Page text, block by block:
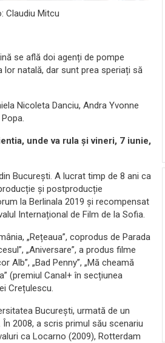
Claudiu Mitcu
se află doi agenți de pompe
natală, dar sunt prea speriați să
Nicoleta Danciu, Andra Yvonne
unde va rula și vineri, 7 iunie,
București. A lucrat timp de 8 ani ca
și postproducție
la Berlinala 2019 și recompensat
Internațional de Film de la Sofia.
„Rețeaua”, coprodus de Parada
„Aniversare”, a produs filme
Alb”, „Bad Penny”, „Mă cheamă
(premiul Canal+ în secțiunea
Crețulescu.
Bucureşti, urmată de un
2008, a scris primul său scenariu
ca Locarno (2009), Rotterdam